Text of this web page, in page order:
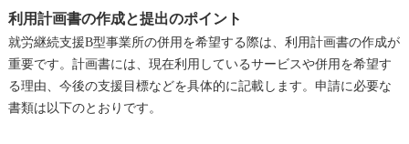
利用計画書の作成と提出のポイント
就労継続支援B型事業所の併用を希望する際は、利用計画書の作成が
重要です。計画書には、現在利用しているサービスや併用を希望す
る理由、今後の支援目標などを具体的に記載します。申請に必要な
書類は以下のとおりです。